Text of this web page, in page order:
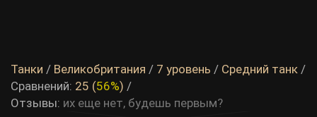
Танки / Великобритания / 7 уровень / Средний танк /
Сравнений: 25 (56%) /
Отзывы: их еще нет, будешь первым?